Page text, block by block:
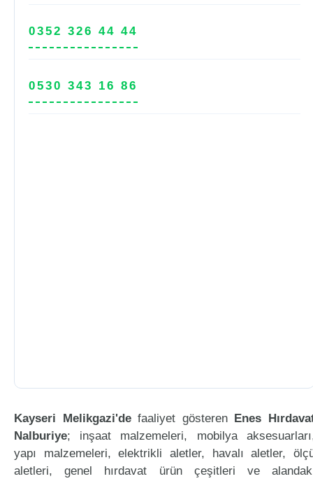
0352 326 44 44
0530 343 16 86
Kayseri Melikgazi'defaaliyet gösteren Enes
Nalburiye; inşaat malzemeleri, mobilya
yapı malzemeleri, elektrikli aletler, havalı aletler,
aletleri, genel hırdavat ürün çeşitleri ve